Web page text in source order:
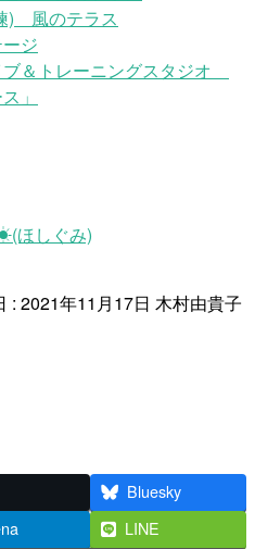
) 風のテラス
ジ
＆トレーニングスタジオ
」
ほしぐみ)
: 2021年11月17日 木村由貴子
Bluesky
LINE